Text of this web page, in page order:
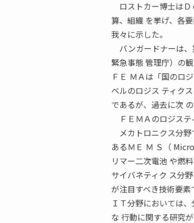
ロストカー博士はＤ
算、組織 を挙げ、各
我々に示した。
バンガードナーは、
緊急事態 管理庁）の
ＦＥ ＭＡは「国のロ
ベルのロジス ティク
であるが、過去に次
ＦＥＭＡのロジステ
メカトロニクス分野
あるＭＥ Ｍ Ｓ（
リマー二次電池 や燃
サイバネティク ス分
が注目すべき技術要素
ＩＴ分野においては
な 行動に関する研究